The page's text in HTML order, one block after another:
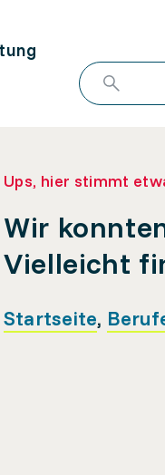
Ups, hier stimmt
Wir
Vielleicht
Startseite,